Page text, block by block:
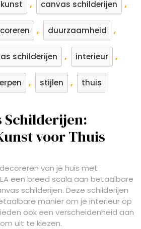
, canvas schilderijen ,
, duurzaamheid ,
schilderijen , interieur ,
, stijlen , thuis
Schilderijen:
voor Thuis
van je huis met
een breed scala aan betaalbare
schilderijen. Deze schilderijen
manier om je interieur op
ook een verscheidenheid aan
uit te kiezen.